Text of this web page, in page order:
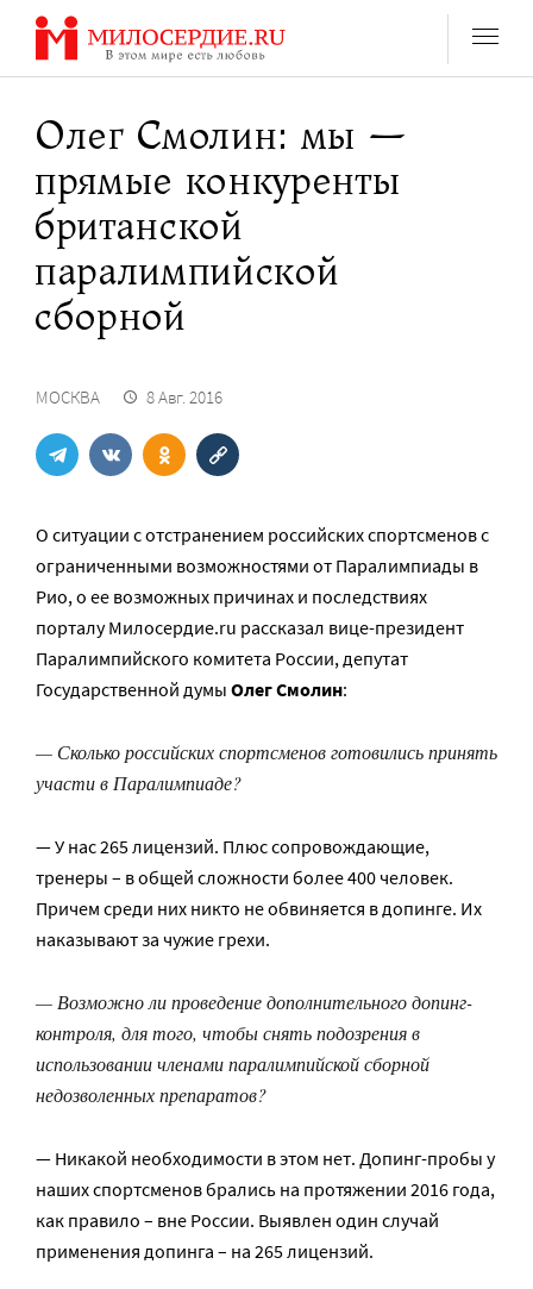
Перейти
содержанию
Олег Смолин: мы —
прямые конкуренты
британской
паралимпийской
сборной
МОСКВА 8 Авг. 2016
О ситуации с отстранением российских спортсменов с
ограниченными возможностями от Паралимпиады в
Рио, о ее возможных причинах и последствиях
порталу Милосердие.ru рассказал вице-президент
Паралимпийского комитета России, депутат
Государственной думы Олег Смолин:
— Сколько российских спортсменов готовились принять
участи в Паралимпиаде?
— У нас 265 лицензий. Плюс сопровождающие,
тренеры – в общей сложности более 400 человек.
Причем среди них никто не обвиняется в допинге. Их
наказывают за чужие грехи.
— Возможно ли проведение дополнительного допинг-
контроля, для того, чтобы снять подозрения в
использовании членами паралимпийской сборной
недозволенных препаратов?
— Никакой необходимости в этом нет. Допинг-пробы у
наших спортсменов брались на протяжении 2016 года,
как правило – вне России. Выявлен один случай
применения допинга – на 265 лицензий.